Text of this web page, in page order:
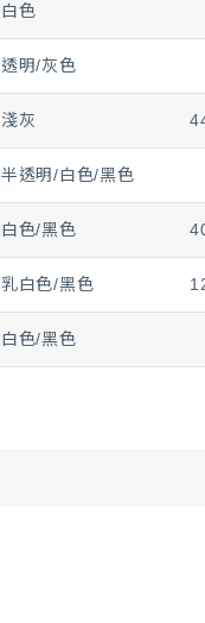
白色
透明/灰色
淺灰
半透明/白色/黑色
白色/黑色
乳白色/黑色
白色/黑色